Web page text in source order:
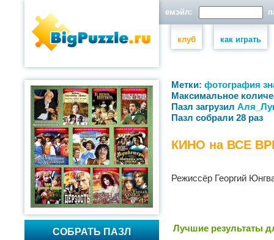
емэйл:
клуб как играть
СОБРАТЬ ПАЗЛ
Метки: фотография
Максимальное
Пазл загрузил
Пазл собрали 28 раз
КИНО на ВСЕ
Режиссёр Георгий
Лучшие результаты